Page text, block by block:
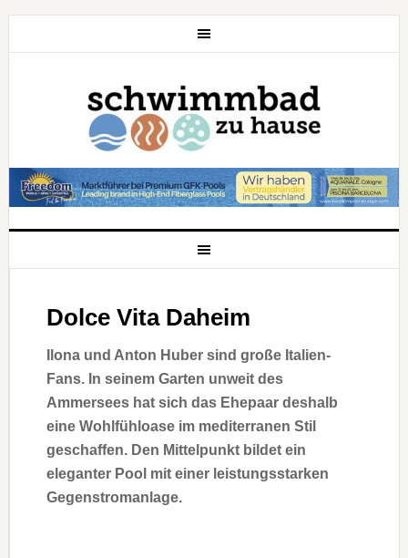
Dolce Vita Daheim
Ilona und Anton Huber sind große Italien-
Fans. In seinem Garten unweit des
Ammersees hat sich das Ehepaar deshalb
eine Wohlfühloase im mediterranen Stil
geschaffen. Den Mittelpunkt bildet ein
eleganter Pool mit einer leistungsstarken
Gegenstromanlage.